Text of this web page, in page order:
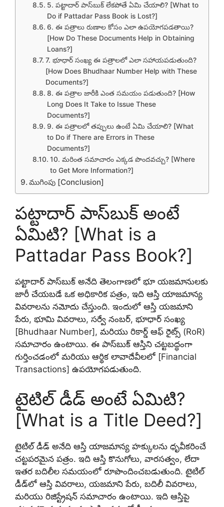
5. పట్టాదార్ పాస్‌బుక్ లేకపోతే ఏమి చేయాలి? [What to
Do if Pattadar Pass Book is Lost?]
6. ఈ పత్రాలు రుణాల కోసం ఎలా ఉపయోగపడతాయి?
[How Do These Documents Help in Obtaining
Loans?]
7. భూధార్ సంఖ్య ఈ పత్రాలలో ఎలా సహాయపడుతుంది?
[How Does Bhudhaar Number Help with These
Documents?]
8. ఈ పత్రాల జారీకి ఎంత సమయం పడుతుంది? [How
Long Does It Take to Issue These
Documents?]
9. ఈ పత్రాలలో తప్పులు ఉంటే ఏమి చేయాలి? [What
to Do if There are Errors in These
Documents?]
10. మరింత సమాచారం ఎక్కడ పొందవచ్చు? [Where
to Get More Information?]
ముగింపు [Conclusion]
పట్టాదార్ పాస్‌బుక్ అంటే
ఏమిటి? [What is a
Pattadar Pass Book?]
పట్టాదార్ పాస్‌బుక్ అనేది తెలంగాణలో భూ యజమానులకు
జారీ చేయబడే ఒక అధికారిక పత్రం, ఇది ఆస్తి యాజమాన్య
వివరాలను నమోదు చేస్తుంది. ఇందులో ఆస్తి యజమాని
పేరు, భూమి వివరాలు, సర్వే నంబర్, భూధార్ సంఖ్య
[Bhudhaar Number], మరియు రికార్డ్ ఆఫ్ రైట్స్ (RoR)
సమాచారం ఉంటాయి. ఈ పాస్‌బుక్ ఆస్తిని చట్టబద్ధంగా
గుర్తించడంలో మరియు ఆర్థిక లావాదేవీలలో [Financial
Transactions] ఉపయోగపడుతుంది.
టైటిల్ డీడ్ అంటే ఏమిటి?
[What is a Title Deed?]
టైటిల్ డీడ్ అనేది ఆస్తి యాజమాన్య హక్కులను ధృవీకరించే
చట్టపరమైన పత్రం. ఇది ఆస్తి కొనుగోలు, వారసత్వం, లేదా
ఇతర బదిలీల సమయంలో రూపొందించబడుతుంది. టైటిల్
డీడ్‌లో ఆస్తి వివరాలు, యజమాని పేరు, బదిలీ వివరాలు,
మరియు రిజిస్ట్రేషన్ సమాచారం ఉంటాయి. ఇది ఆస్తిపై